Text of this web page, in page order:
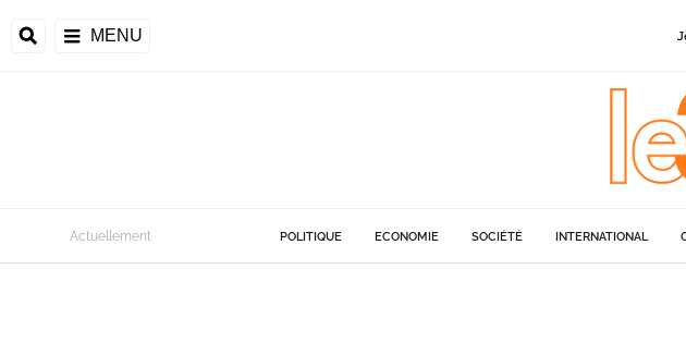
MENU
Actuellement POLITIQUE ECONOMIE SOCIÉTÉ INTERNATIONAL